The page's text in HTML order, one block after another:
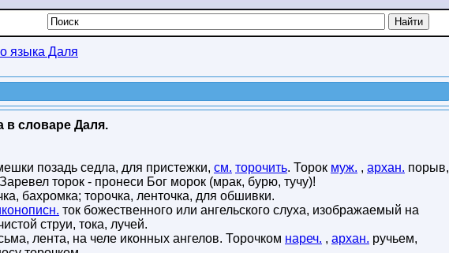
языка Даля
в словаре Даля.
позадь седла, для пристежки, см. торочить. Торок муж. , архан. порыв,
торок - пронеси Бог морок (мрак, бурю, тучу)!
бахромка; торочка, ленточка, для обшивки.
ток божественного или ангельского слуха, изображаемый на
струи, тока, лучей.
лента, на челе иконных ангелов. Торочком нареч. , архан. ручьем,